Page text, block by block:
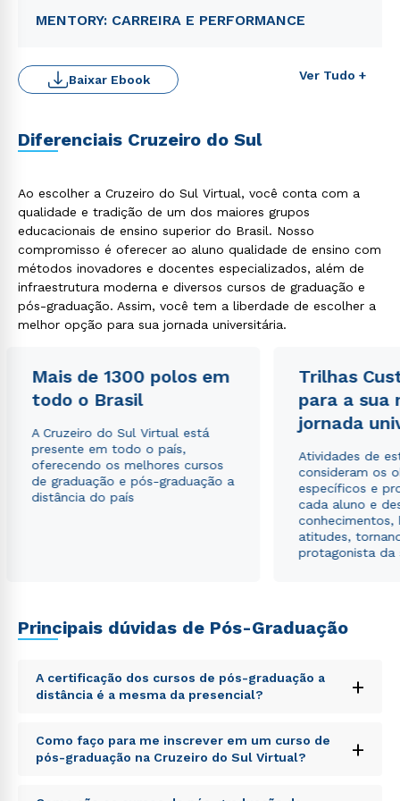
MENTORY: CARREIRA E PERFORMANCE
Ver Tudo +
Baixar Ebook
Diferenciais Cruzeiro do Sul
Ao escolher a Cruzeiro do Sul Virtual, você conta com a
qualidade e tradição de um dos maiores grupos
educacionais de ensino superior do Brasil. Nosso
compromisso é oferecer ao aluno qualidade de ensino com
métodos inovadores e docentes especializados, além de
infraestrutura moderna e diversos cursos de graduação e
pós-graduação. Assim, você tem a liberdade de escolher a
melhor opção para sua jornada universitária.
Mais de 1300 polos em
todo o Brasil
A Cruzeiro do Sul Virtual está
presente em todo o país,
oferecendo os melhores cursos
de graduação e pós-graduação a
distância do país
Trilhas
para a sua
jornada
Atividades de
consideram os
específicos e
cada aluno e
conhecimentos,
atitudes,
protagonista da
Principais dúvidas de Pós-Graduação
A certificação dos cursos de pós-graduação a
distância é a mesma da presencial?
+
Sed ut perspiciatis unde omnis iste natus error sit
voluptatem accusantium doloremque laudantium,
totam rem aperiam, eaque ipsa quae ab illo inventore
Como faço para me inscrever em um curso de
pós-graduação na Cruzeiro do Sul Virtual?
+
Sed ut perspiciatis unde omnis iste natus error sit
Rápido e fácil
WhatsApp
ou
Estou de acordo com a
autorizo que meus dados sejam utilizados para o